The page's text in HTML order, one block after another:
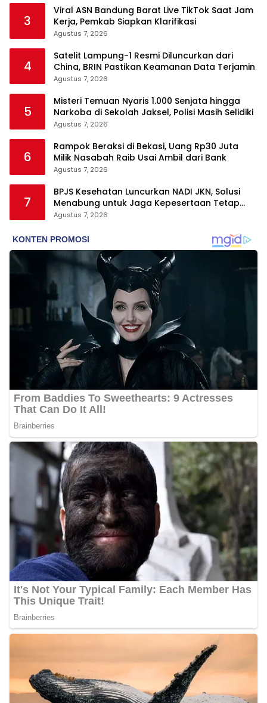
3
Viral ASN Bandung Barat Live TikTok Saat Jam
Kerja, Pemkab Siapkan Klarifikasi
Agustus 7, 2026
4
Satelit Lampung-1 Resmi Diluncurkan dari
China, BRIN Pastikan Keamanan Data Terjamin
Agustus 7, 2026
5
Misteri Temuan Nyaris 1.000 Senjata hingga
Narkoba di Sekolah Jaksel, Polisi Masih Selidiki
Agustus 7, 2026
6
Rampok Beraksi di Bekasi, Uang Rp30 Juta
Milik Nasabah Raib Usai Ambil dari Bank
Agustus 7, 2026
7
BPJS Kesehatan Luncurkan NADI JKN, Solusi
Menabung untuk Jaga Kepesertaan Tetap
Aktif
Agustus 7, 2026